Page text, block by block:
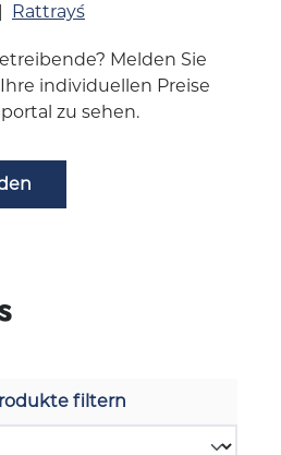
Rattray´s
Melden Sie
individuellen Preise
zu sehen.
filtern